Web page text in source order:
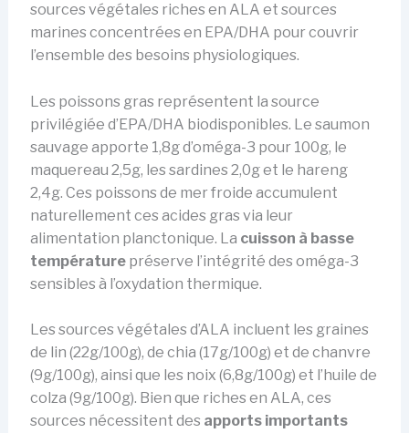
sources végétales riches en ALA et sources
marines concentrées en EPA/DHA pour couvrir
l’ensemble des besoins physiologiques.
Les poissons gras représentent la source
privilégiée d’EPA/DHA biodisponibles. Le saumon
sauvage apporte 1,8g d’oméga-3 pour 100g, le
maquereau 2,5g, les sardines 2,0g et le hareng
2,4g. Ces poissons de mer froide accumulent
naturellement ces acides gras via leur
alimentation planctonique. La cuisson à basse
températurepréserve l’intégrité des oméga-3
sensibles à l’oxydation thermique.
Les sources végétales d’ALA incluent les graines
de lin (22g/100g), de chia (17g/100g) et de chanvre
(9g/100g), ainsi que les noix (6,8g/100g) et l’huile de
colza (9g/100g). Bien que riches en ALA, ces
sources nécessitent des apports importants